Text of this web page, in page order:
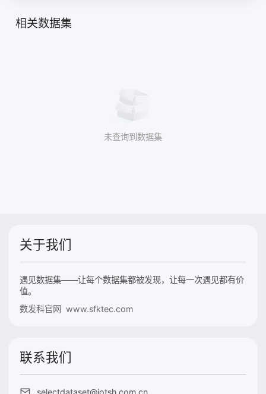
相关数据集
未查询到数据集
关于我们
遇见数据集——让每个数据集都被发现，让每一次遇见都有价
值。
数发科官网 www.sfktec.com
联系我们